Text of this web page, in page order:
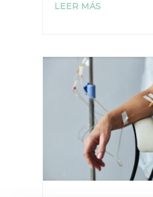
LEER MÁS